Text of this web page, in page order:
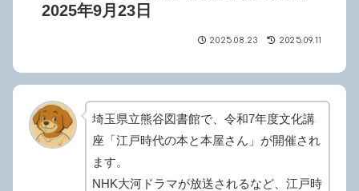
2025年9月23日
2025.08.23 2025.09.11
埼玉県立熊谷図書館で、令和7年度文化講
座「江戸時代の本と本屋さん」が開催され
ます。
NHK大河ドラマが放送されるなど、江戸時